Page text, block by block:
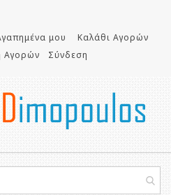
περιεχόμενο
μου
Καλάθι Αγορών
Αγορών
Σύνδεση